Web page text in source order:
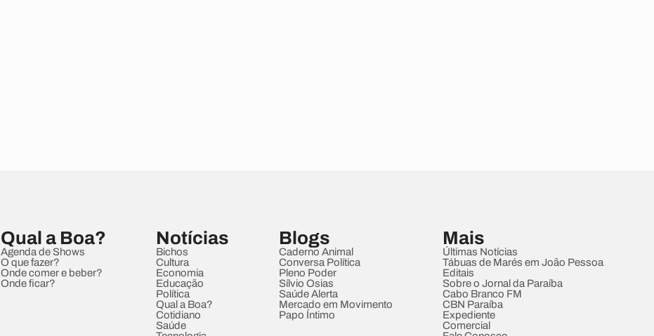
Qual a Boa?
Agenda de Shows
O que fazer?
Onde comer e beber?
Onde ficar?
Notícias
Bichos
Cultura
Economia
Educação
Política
Qual a Boa?
Cotidiano
Saúde
Blogs
Caderno Animal
Conversa Política
Pleno Poder
Sílvio Osias
Saúde Alerta
Mercado em Movimento
Papo Íntimo
Mais
Últimas Notícias
Tábuas de Marés em João Pessoa
Editais
Sobre o Jornal da Paraíba
Cabo Branco FM
CBN Paraíba
Expediente
Comercial